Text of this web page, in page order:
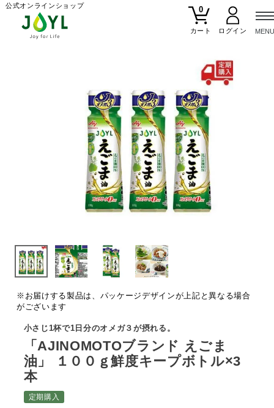
公式オンラインショップ
0
カート
※お届けする製品は、パッケージデザインが上記と異なる場合
がございます
小さじ1杯で1日分のオメガ３が摂れる。
「AJINOMOTOブランド えごま
油」 １００ｇ鮮度キープボトル×3
本
定期購入